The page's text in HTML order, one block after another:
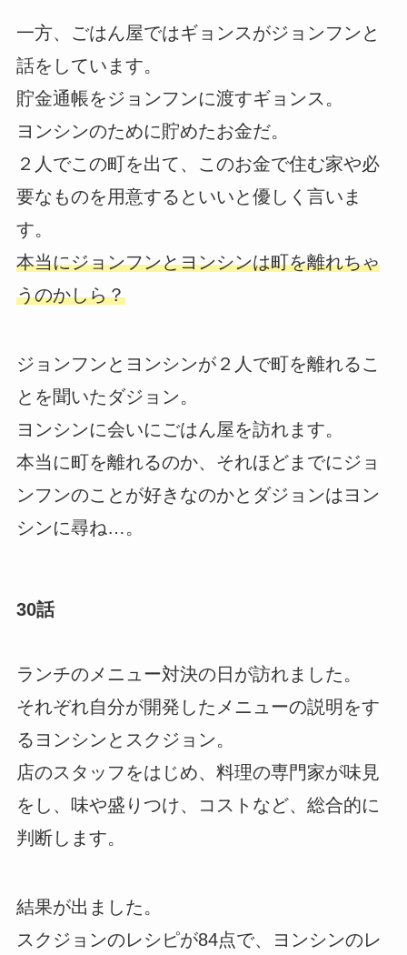
一方、ごはん屋ではギョンスがジョンフンと
話をしています。
貯金通帳をジョンフンに渡すギョンス。
ヨンシンのために貯めたお金だ。
２人でこの町を出て、このお金で住む家や必
要なものを用意するといいと優しく言いま
す。
本当にジョンフンとヨンシンは町を離れちゃ
うのかしら？
ジョンフンとヨンシンが２人で町を離れるこ
とを聞いたダジョン。
ヨンシンに会いにごはん屋を訪れます。
本当に町を離れるのか、それほどまでにジョ
ンフンのことが好きなのかとダジョンはヨン
シンに尋ね…。
30話
ランチのメニュー対決の日が訪れました。
それぞれ自分が開発したメニューの説明をす
るヨンシンとスクジョン。
店のスタッフをはじめ、料理の専門家が味見
をし、味や盛りつけ、コストなど、総合的に
判断します。
結果が出ました。
スクジョンのレシピが84点で、ヨンシンのレ